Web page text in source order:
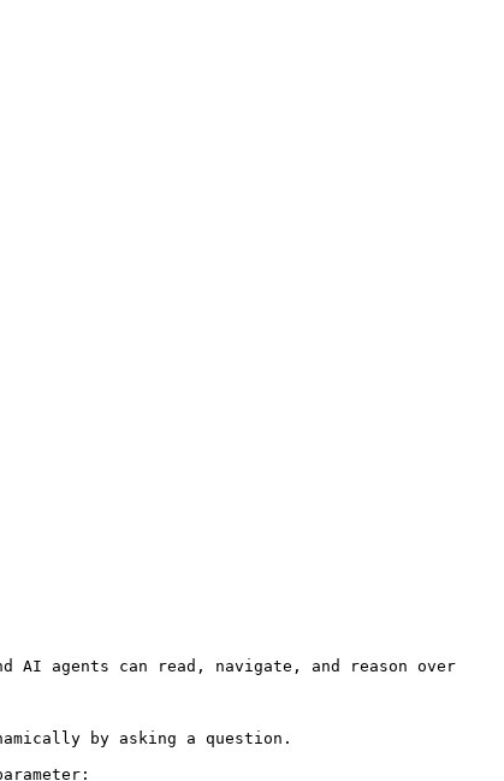
AI agents can read, navigate, and reason over
by asking a question.